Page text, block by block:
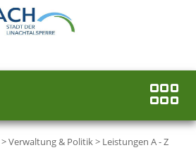
>Verwaltung & Politik> Leistungen A - Z